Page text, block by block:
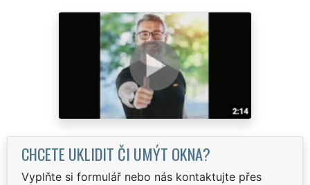
CHCETE UKLIDIT ČI UMÝT OKNA?
Vyplňte si formulář nebo nás kontaktujte přes